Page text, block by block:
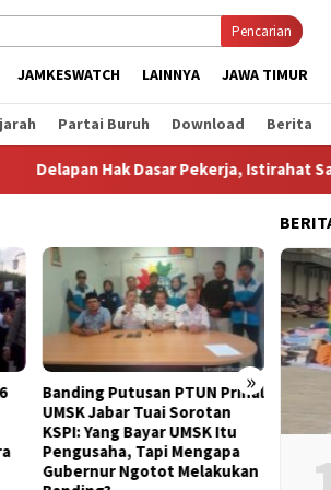
Pencarian
JAMKESWATCH LAINNYA JAWA TIMUR
Partai Buruh Download Berita
Hak Dasar Pekerja, Istirahat Salah
»
Bertemu Bupati Bogor, FSPMI
Kantongi Rekomendasi Ini
Terkait Putusan PTUN
Bandung
KDM
KSPI
Unjuk